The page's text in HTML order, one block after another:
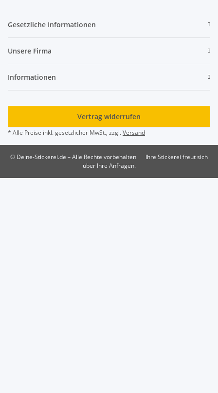
Gesetzliche Informationen
Unsere Firma
Informationen
Vertrag widerrufen
* Alle Preise inkl. gesetzlicher MwSt., zzgl.Versand
© Deine-Stickerei.de – Alle Rechte vorbehalten
Ihre Stickerei freut sich
über Ihre Anfragen.